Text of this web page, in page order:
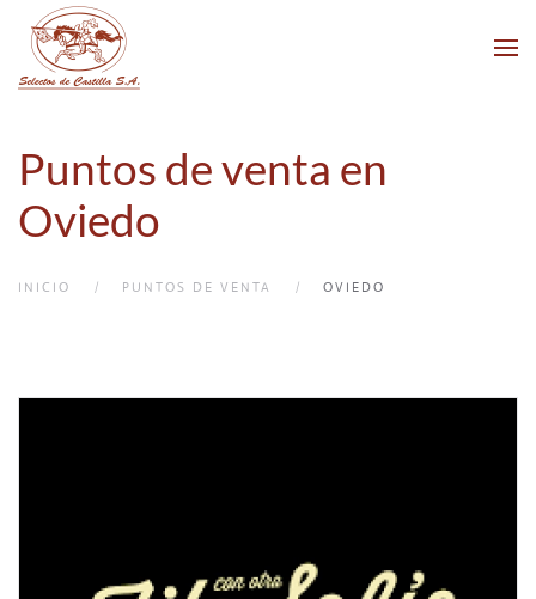
Skip to main content
Puntos de venta en
Oviedo
INICIO PUNTOS DE VENTA OVIEDO